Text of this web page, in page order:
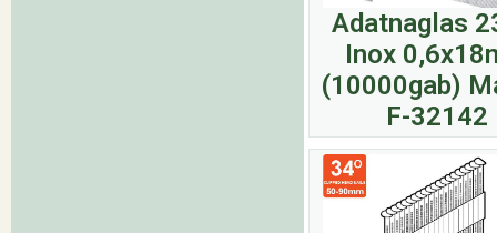
Adatnaglas
Inox
(10000gab)
F-32142